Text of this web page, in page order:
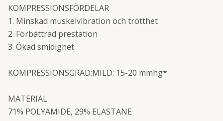
KOMPRESSIONSFÖRDELAR
1. Minskad muskelvibration och trötthet
2. Förbättrad prestation
3. Ökad smidighet
KOMPRESSIONSGRAD:MILD: 15-20 mmhg*
MATERIAL
71% POLYAMIDE, 29% ELASTANE